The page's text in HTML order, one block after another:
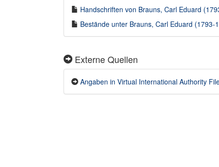
Handschriften von Brauns, Carl Eduard
Bestände unter Brauns, Carl Eduard (1793-
Externe Quellen
Angaben in Virtual International Authority